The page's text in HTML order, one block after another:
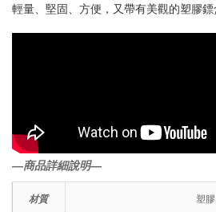
輕量、堅固、方便，又帶有美觀的塑膠
―商品詳細說明―
材質 塑膠